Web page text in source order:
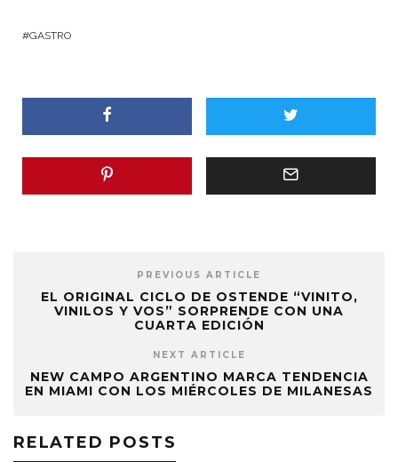
GASTRO
PREVIOUS ARTICLE
EL ORIGINAL CICLO DE OSTENDE “VINITO,
VINILOS Y VOS” SORPRENDE CON UNA
CUARTA EDICIÓN
NEXT ARTICLE
NEW CAMPO ARGENTINO MARCA TENDENCIA
EN MIAMI CON LOS MIÉRCOLES DE MILANESAS
RELATED POSTS